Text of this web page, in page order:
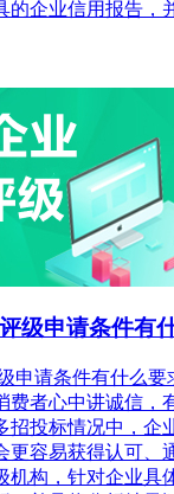
的企业信用报告，
级申请条件有
申请条件有什么要
费者心中讲诚信，
招投标情况中，企
更容易获得认可、
机构，针对企业具